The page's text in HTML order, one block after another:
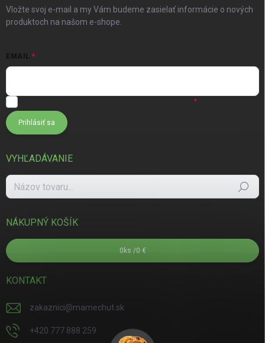
Vložte svoj e-mail a my Vám budeme zasielať informácie o nových
produktoch na našom e-shope.
EMAIL
Prihlásiť sa
VYHĽADÁVANIE
Hľadať
NÁKUPNÝ KOŠÍK
0 ks /0 €
KONTAKT
zakaznici@mamechut.sk
+420 777 888 259